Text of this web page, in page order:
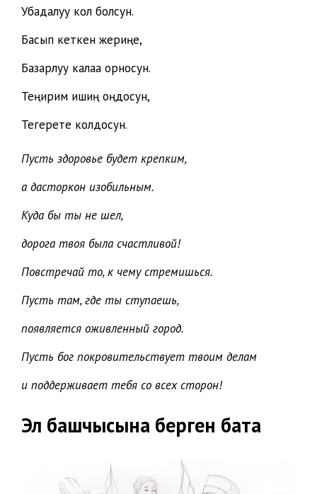
Убадалуу кол болсун.
Басып кеткен жериңе,
Базарлуу калаа орносун.
Теңирим ишиң оңдосун,
Тегерете колдосун.
Пусть здоровье будет крепким,
а дасторкон изобильным.
Куда бы ты не шел,
дорога твоя была счастливой!
Повстречай то, к чему стремишься.
Пусть там, где ты ступаешь,
появляется оживленный город.
Пусть бог покровительствует твоим делам
и поддерживает тебя со всех сторон!
Эл башчысына берген бата